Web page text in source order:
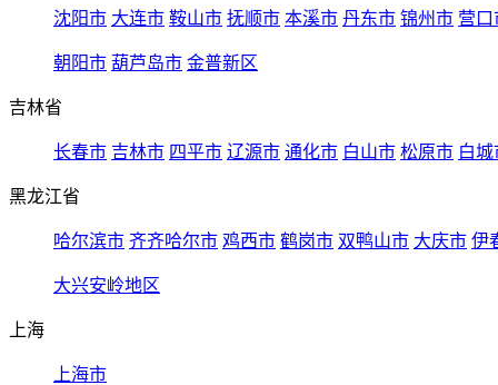
沈阳市 大连市 鞍山市 抚顺市 本溪市 丹东市 锦州市 营口
朝阳市 葫芦岛市 金普新区
吉林省
长春市 吉林市 四平市 辽源市 通化市 白山市 松原市 白城
黑龙江省
哈尔滨市 齐齐哈尔市 鸡西市 鹤岗市 双鸭山市 大庆市 伊
大兴安岭地区
上海
上海市